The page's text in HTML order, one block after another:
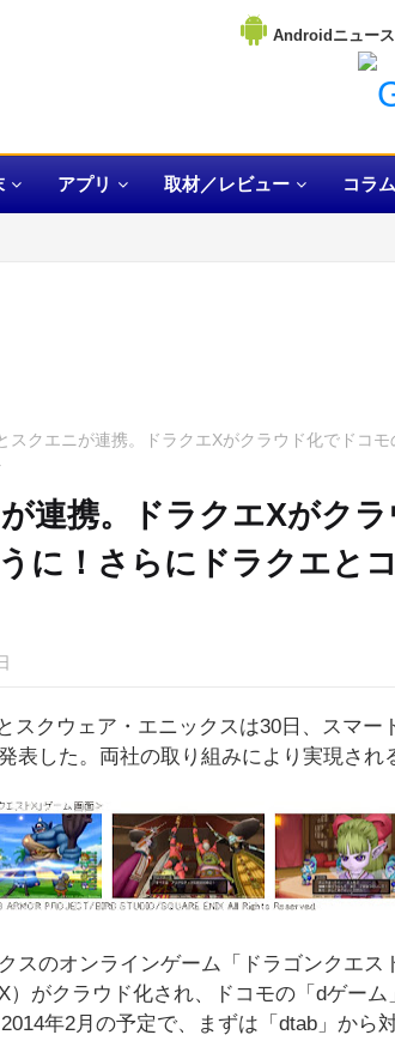
Androidニュー
アプリ 取材／レビュー コラム
スクエニが連携。ドラクエXがクラウド化でドコ
連携。ドラクエXがク
に！さらにドラクエと
スクウェア・エニックスは30日、スマー
表した。両社の取り組みにより実現され
スのオンラインゲーム「ドラゴンクエス
）がクラウド化され、ドコモの「dゲー
年2月の予定で、まずは「dtab」から